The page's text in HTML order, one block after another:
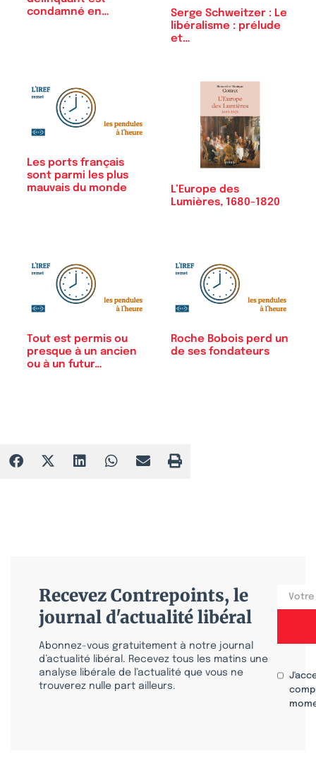
condamné en
Serge Schweitzer : Le
libéralisme : prélude
et…
Les ports français
sont parmi les plus
mauvais du monde
L’Europe des
Lumières, 1680-1820
Tout est permis ou
presque à un ancien
ou à un futur…
Roche Bobois perd un
de ses fondateurs
Recevez Contrepoints, le
journal d'actualité libéral
Abonnez-vous gratuitement à notre journal
d’actualité libéral. Recevez tous les matins une
analyse libérale de l’actualité que vous ne
trouverez nulle part ailleurs.